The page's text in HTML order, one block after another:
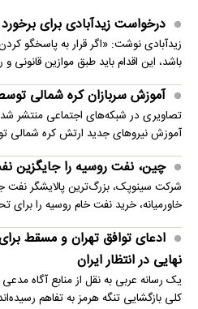
درخواست زیدآبادی برای
زیدآبادی نوشت: «اگر قرار به پاسخگو
باشد، این اقدام باید طبق موازین قانونی
آموزش سربازان کره شمالی
تصاویری در شبکه‌های اجتماعی منتشر
آموزش نیروهای جدید ارتش کره
چین، نفت روسیه را جایگزین
شرکت سینوپک، بزرگ‌ترین پالایشگر
خاورمیانه، خرید نفت خام روسیه را برای
ادعای توافق تهران و مسقط
نهایی در انتظار ایران
یک رسانه عربی به نقل از منابع آگاه
کلی بازگشایی تنگه هرمز به تفاهم